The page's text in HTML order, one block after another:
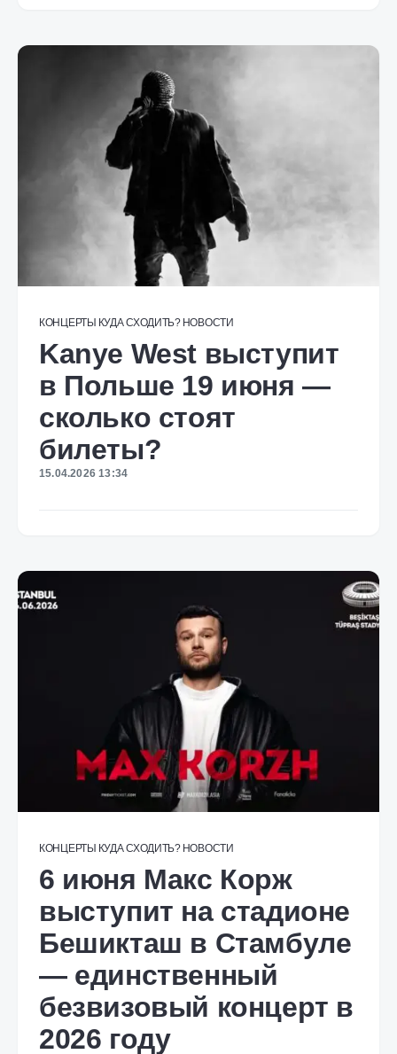
КОНЦЕРТЫ КУДА СХОДИТЬ? НОВОСТИ
Kanye West выступит
в Польше 19 июня —
сколько стоят
билеты?
15.04.2026 13:34
КОНЦЕРТЫ КУДА СХОДИТЬ? НОВОСТИ
6 июня Макс Корж
выступит на стадионе
Бешикташ в Стамбуле
— единственный
безвизовый концерт в
2026 году